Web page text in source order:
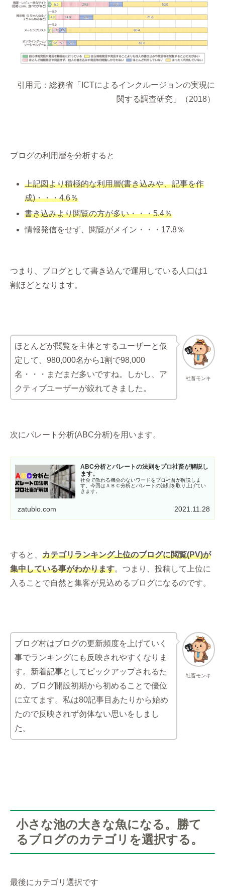
引用元：総務省「ICTによるインクルージョンの実現に
関する調査研究」（2018）
ブログの利用層を分析すると
上記図より積極的な利用層(書き込みや、記事を作
成)・・・4.6％
書き込みより閲覧の方が多い・・・5.4％
情報発信をせず、閲覧がメイン・・・17.8％
つまり、ブログとして書き込んで運用している人口は1
割ほどとなります。
社畜モンキ
ほとんどが閲覧を主体とするユーザーと仮
定して、980,000名から1割で98,000
名・・・まだまだ多いですね。しかし、ア
クティブユーザーが絞れてきました。
次にパレート分析(ABC分析)を用います。
ABC分析とパレートの法則をプロ社畜が解説し
ます。
社会で教わる機会のないワードをプロ社畜が解説しま
す。今回はＡＢＣ分析とパレートの法則を取り上げてい
きます。
zatublo.com 2021.11.28
すると、 カテゴリランキング上位のブログに閲覧(PV)が
集中している事がわかります。つまり、投稿して上位に
入ることで自然と集客が見込めるブログになるのです。
社畜モンキ
ブログ村はブログの更新頻度を上げていく
事でランキングにも反映されやすくなりま
す。新着記事としてピックアップされるた
め、ブログ開設初期から初めることで優位
に立てます。私は80記事目あたりから始め
たので反映されず勿体ない思いをしまし
た。
小さな池の大きな魚になる。勝て
るブログのカテゴリを選択する。
最後にカテゴリ選択です